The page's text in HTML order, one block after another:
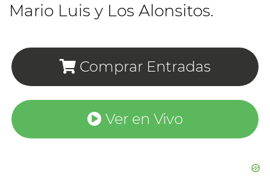
Mario Luis y Los Alonsitos.
Comprar Entradas
Ver en Vivo